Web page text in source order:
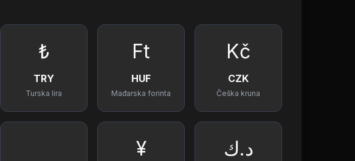
₺
TRY
Turska lira
Ft
HUF
Mađarska forinta
Kč
CZK
Češka kruna
¥ د.ك